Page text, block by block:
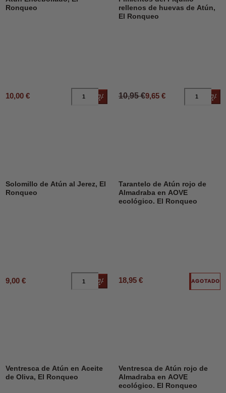
Ronqueo
10,00 € Añadir al carrito
rellenos de huevas de Atún,
El Ronqueo
10,95 €9,65 €
Solomillo de Atún al Jerez, El
Ronqueo
9,00 € Añadir al carrito
Tarantelo de Atún rojo de
Almadraba en AOVE
ecológico. El Ronqueo
18,95 € AGOTADO
Ventresca de Atún en Aceite
de Oliva, El Ronqueo
Ventresca de Atún rojo de
Almadraba en AOVE
ecológico. El Ronqueo